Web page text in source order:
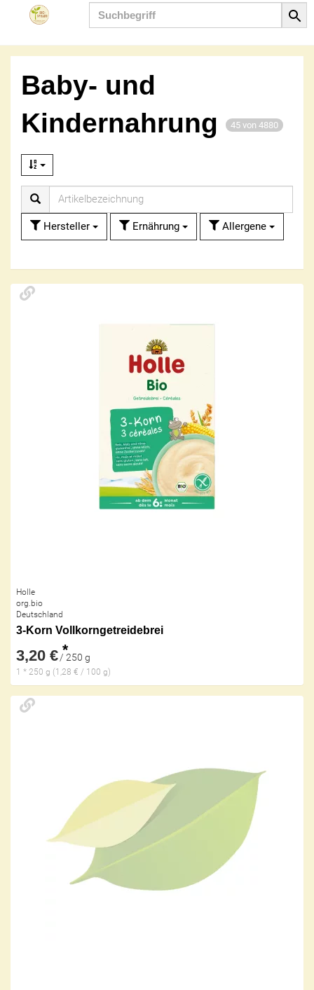
Produkt
Baby- und
Kindernahrung
45 von 4880
Hersteller Ernährung Allergene
Holle
org.bio
Deutschland
3-Korn Vollkorngetreidebrei
3,20 € *
/ 250 g
1 * 250 g (1,28 € / 100 g)